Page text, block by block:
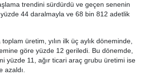
trendini sürdürdü ve geçen senenin
44 daralmayla ve 68 bin 812 adetlik
üretim, yılın ilk üç aylık döneminde,
göre yüzde 12 geriledi. Bu dönemde,
yüzde 11, ağır ticari araç grubu üretimi ise
azaldı.